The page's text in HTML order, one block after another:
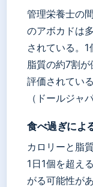
管理栄養士の
のアボカドは
されている。1
脂質の約7割
評価されている
（ドールジャ
食べ過ぎによ
カロリーと脂
1日1個を超え
がる可能性が